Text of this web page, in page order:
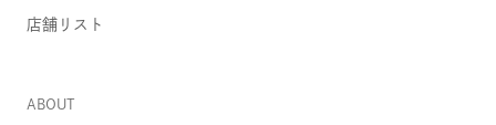
店舗リスト
ABOUT